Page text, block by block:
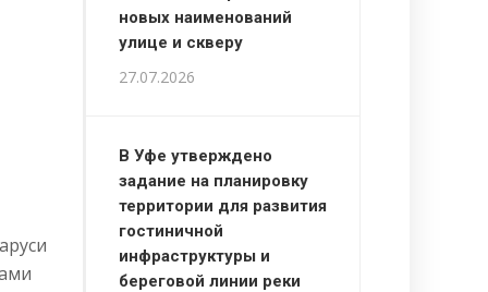
новых наименований
улице и скверу
27.07.2026
В Уфе утверждено
задание на планировку
территории для развития
гостиничной
инфраструктуры и
береговой линии реки